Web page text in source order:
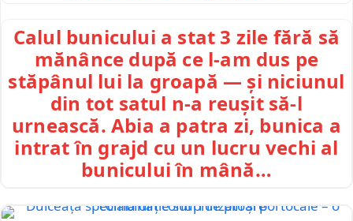
Calul bunicului a stat 3 zile fără să
mănânce după ce l-am dus pe
stăpânul lui la groapă — și niciunul
din tot satul n-a reușit să-l
urnească. Abia a patra zi, bunica a
intrat în grajd cu un lucru vechi al
bunicului în mână…